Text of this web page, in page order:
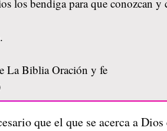
los bendiga para que conozcan
que el que se acerca a